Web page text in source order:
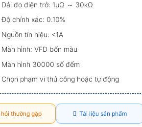
Dải đo điện trở: 1μΩ ～ 30kΩ
Độ chính xác: 0.10%
Nguồn tín hiệu: <1A
Màn hình: VFD bốn màu
Màn hình 30000 số đếm
Chọn phạm vi thủ công hoặc tự động
thường gặp Tài liệu sản phẩm